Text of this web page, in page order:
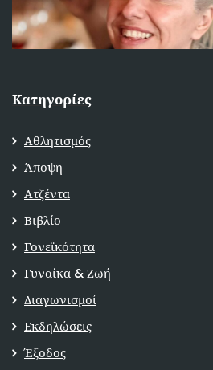
Κατηγορίες
Αθλητισμός
Άποψη
Ατζέντα
Βιβλίο
Γονεϊκότητα
Γυναίκα & Ζωή
Διαγωνισμοί
Εκδηλώσεις
Έξοδος